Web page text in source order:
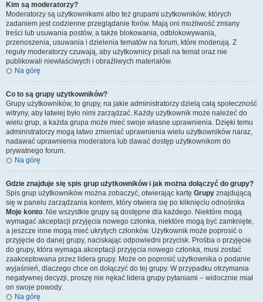
Kim są moderatorzy?
Moderatorzy są użytkownikami albo też grupami użytkowników, których
zadaniem jest codzienne przeglądanie forów. Mają oni możliwość zmiany
treści lub usuwania postów, a także blokowania, odblokowywania,
przenoszenia, usuwania i dzielenia tematów na forum, które moderują. Z
reguły moderatorzy czuwają, aby użytkownicy pisali na temat oraz nie
publikowali niewłaściwych i obraźliwych materiałów.
Na górę
Co to są grupy użytkowników?
Grupy użytkowników, to grupy, na jakie administratorzy dzielą całą społeczność
witryny, aby łatwiej było nimi zarządzać. Każdy użytkownik może należeć do
wielu grup, a każda grupa może mieć swoje własne uprawnienia. Dzięki temu
administratorzy mogą łatwo zmieniać uprawnienia wielu użytkowników naraz,
nadawać uprawnienia moderatora lub dawać dostęp użytkownikom do
prywatnego forum.
Na górę
Gdzie znajduje się spis grup użytkowników i jak można dołączyć do grupy?
Spis grup użytkowników można zobaczyć, otwierając kartę Grupy znajdującą
się w panelu zarządzania kontem, który otwiera się po kliknięciu odnośnika
Moje konto. Nie wszystkie grupy są dostępne dla każdego. Niektóre mogą
wymagać akceptacji przyjęcia nowego członka, niektóre mogą być zamknięte,
a jeszcze inne mogą mieć ukrytych członków. Użytkownik może poprosić o
przyjęcie do danej grupy, naciskając odpowiedni przycisk. Prośba o przyjęcie
do grupy, która wymaga akceptacji przyjęcia nowego członka, musi zostać
zaakceptowana przez lidera grupy. Może on poprosić użytkownika o podanie
wyjaśnień, dlaczego chce on dołączyć do tej grupy. W przypadku otrzymania
negatywnej decyzji, proszę nie nękać lidera grupy pytaniami – widocznie miał
on swoje powody.
Na górę